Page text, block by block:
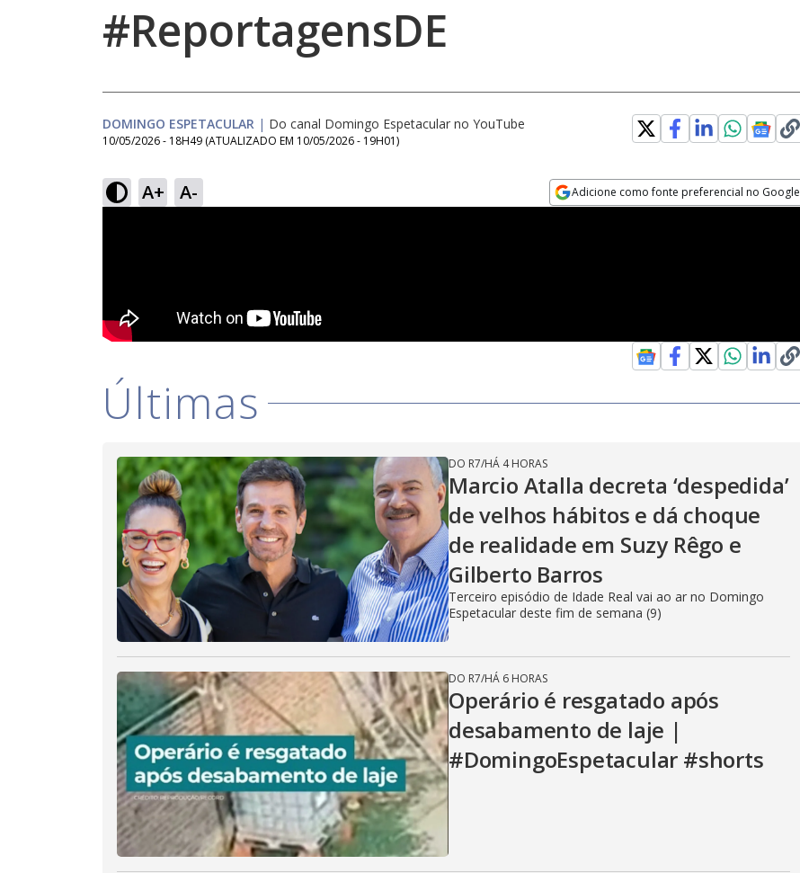
#ReportagensDE
DOMINGO ESPETACULAR | Do canal Domingo Espetacular no YouTube
10/05/2026 - 18H49 (ATUALIZADO EM 10/05/2026 - 19H01)
A+ A- Adicione como fonte preferencial no Google
Últimas
DO R7/HÁ 4 HORAS
Marcio Atalla decreta ‘despedida’
de velhos hábitos e dá choque
de realidade em Suzy Rêgo e
Gilberto Barros
Terceiro episódio de Idade Real vai ao ar no Domingo
Espetacular deste fim de semana (9)
DO R7/HÁ 6 HORAS
Operário é resgatado após
desabamento de laje |
#DomingoEspetacular #shorts